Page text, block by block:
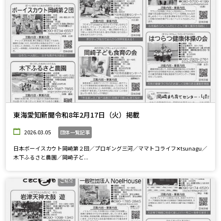
東海愛知新聞令和8年2月17日（火）掲載
2026.03.05 団体一覧記事
日本ボーイスカウト岡崎第２団／プロギング三河／ママトコライフ✕tsunagu／
木下ふるさと農園／岡崎子ど...